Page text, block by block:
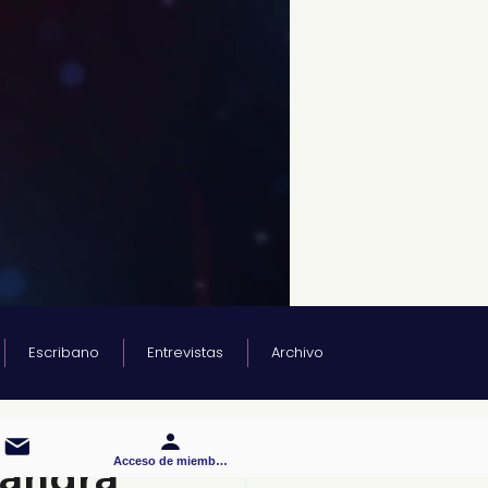
Escribano Entrevistas Archivo
Acceso de miembros